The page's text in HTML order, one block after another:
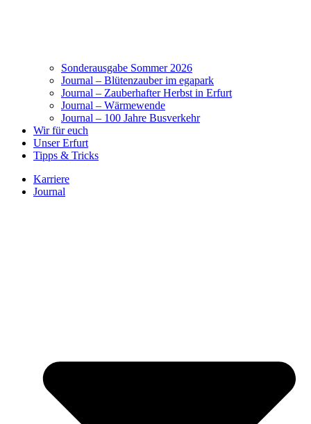
Sonderausgabe Sommer 2026
Journal – Blütenzauber im egapark
Journal – Zauberhafter Herbst in Erfurt
Journal – Wärmewende
Journal – 100 Jahre Busverkehr
Wir für euch
Unser Erfurt
Tipps & Tricks
Karriere
Journal